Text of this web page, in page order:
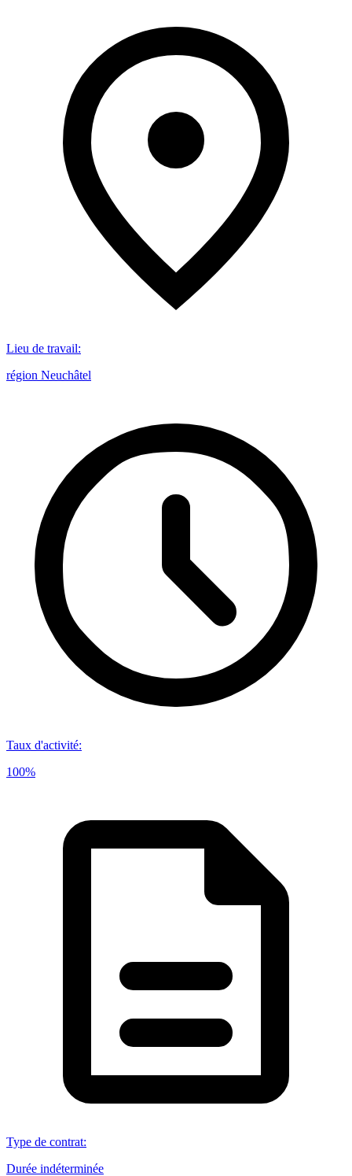
Lieu de travail:
région Neuchâtel
Taux d'activité:
100%
Type de contrat:
Durée indéterminée